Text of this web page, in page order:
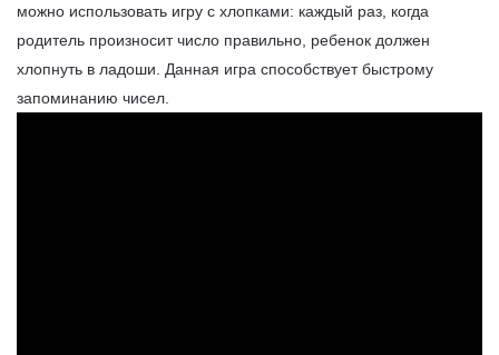
можно использовать игру с хлопками: каждый раз, когда
родитель произносит число правильно, ребенок должен
хлопнуть в ладоши. Данная игра способствует быстрому
запоминанию чисел.